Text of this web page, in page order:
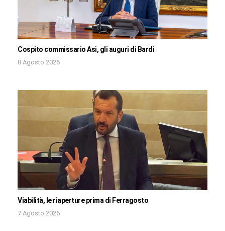
Cospito commissario Asi, gli auguri di Bardi
8 Agosto 2026
Viabilità, le riaperture prima di Ferragosto
7 Agosto 2026